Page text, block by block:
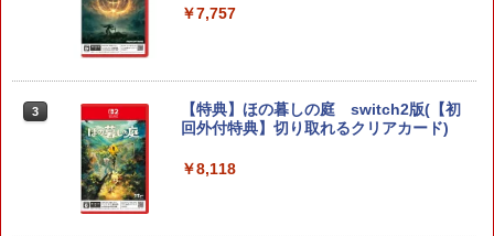
￥7,757
3
【特典】ほの暮しの庭 switch2版(【初
回外付特典】切り取れるクリアカード)
￥8,118